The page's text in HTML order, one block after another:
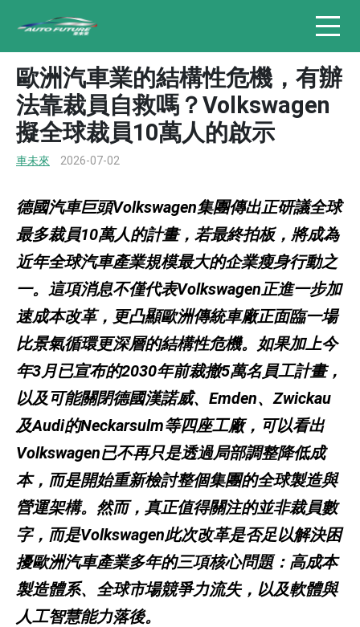
歐洲汽車業的結構性危機，有辦
法靠裁員自救嗎？Volkswagen
擬全球裁員10萬人的啟示
車未來 2026-07-02
德國汽車巨頭Volkswagen集團傳出正研議全球
最多裁員10萬人的計畫，若最終拍板，將成為
近年全球汽車產業規模最大的企業瘦身行動之
一。這項消息不僅代表Volkswagen正進一步加
速成本改革，更凸顯歐洲傳統車廠正面臨一場
比景氣循環更深層的結構性危機。如果加上今
年3月已宣布的2030年前裁撤5萬名員工計畫，
以及可能關閉德國漢諾威、Emden、Zwickau
及Audi的Neckarsulm等四座工廠，可以看出
Volkswagen已不再只是透過局部調整降低成
本，而是開始重新檢討整個集團的全球製造與
營運架構。然而，真正值得關注的並非裁員數
字，而是Volkswagen此次改革是否足以解決困
擾歐洲汽車產業多年的三項核心問題：高成本
製造體系、全球市場競爭力流失，以及軟體與
人工智慧能力落後。